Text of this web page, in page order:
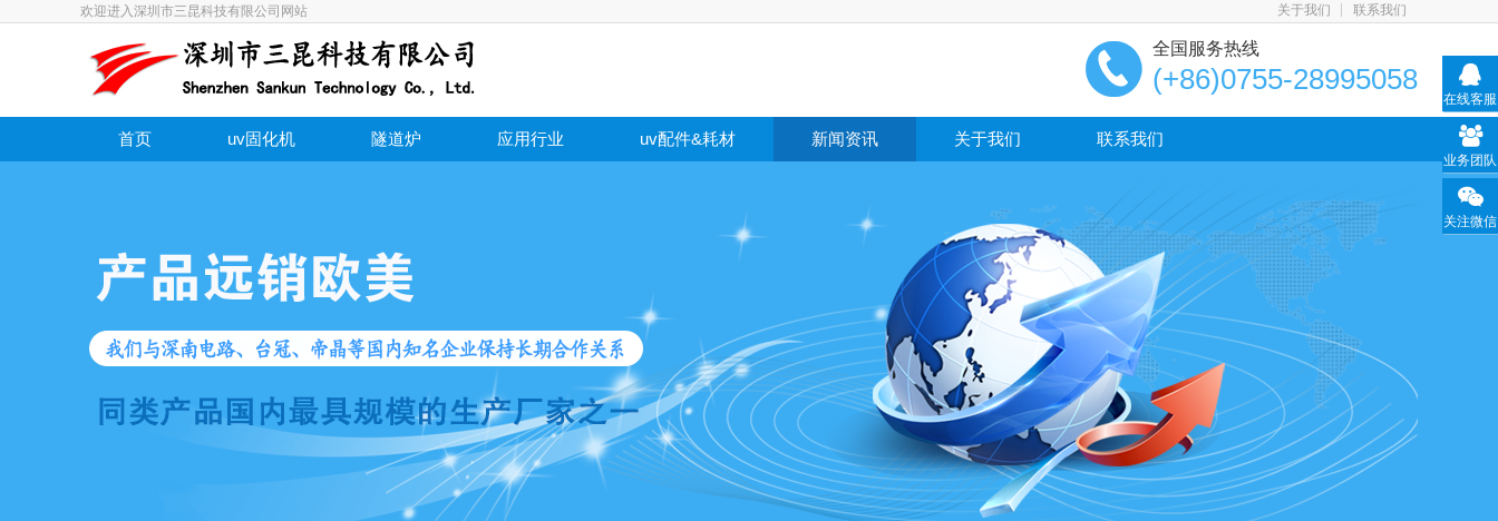
欢迎进入深圳市三昆科技有限公司网站 关于我们 联系我们
全国服务热线
(+86)0755-28995058
首页 uv固化机 隧道炉 应用行业 uv配件&耗材 新闻资讯 关于我们 联系我们
在线客服
业务团队
关注微信